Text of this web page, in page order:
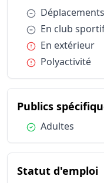
Statut d'emploi
Statut d'emploi
Condition :
Condition :
En club
Condition :
En extérieur
Condition :
Polyactivité
Publics
Condition :
Adultes
Statut d'emploi